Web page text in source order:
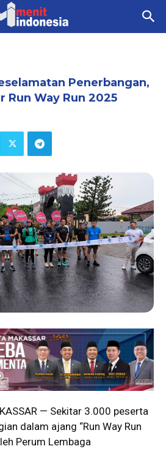
Penerbangan,
Run Way Run 2025
— Sekitar 3.000 peserta
dalam ajang “Run Way Run
Perum Lembaga